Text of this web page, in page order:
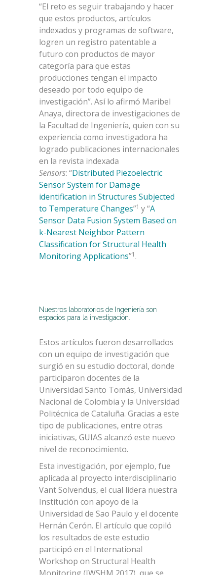
“El reto es seguir trabajando y hacer
que estos productos, artículos
indexados y programas de software,
logren un registro patentable a
futuro con productos de mayor
categoría para que estas
producciones tengan el impacto
deseado por todo equipo de
investigación”. Así lo afirmó Maribel
Anaya, directora de investigaciones de
la Facultad de Ingeniería, quien con su
experiencia como investigadora ha
logrado publicaciones internacionales
en la revista indexada
Sensors: “Distributed Piezoelectric
Sensor System for Damage
identification in Structures Subjected
to Temperature Changes”1 y “A
Sensor Data Fusion System Based on
k-Nearest Neighbor Pattern
Classification for Structural Health
Monitoring Applications”1 .
Nuestros laboratorios de Ingeniería son
espacios para la investigación.
Estos artículos fueron desarrollados
con un equipo de investigación que
surgió en su estudio doctoral, donde
participaron docentes de la
Universidad Santo Tomás, Universidad
Nacional de Colombia y la Universidad
Politécnica de Cataluña. Gracias a este
tipo de publicaciones, entre otras
iniciativas, GUIAS alcanzó este nuevo
nivel de reconocimiento.
Esta investigación, por ejemplo, fue
aplicada al proyecto interdisciplinario
Vant Solvendus, el cual lidera nuestra
Institución con apoyo de la
Universidad de Sao Paulo y el docente
Hernán Cerón. El artículo que copiló
los resultados de este estudio
participó en el International
Workshop on Structural Health